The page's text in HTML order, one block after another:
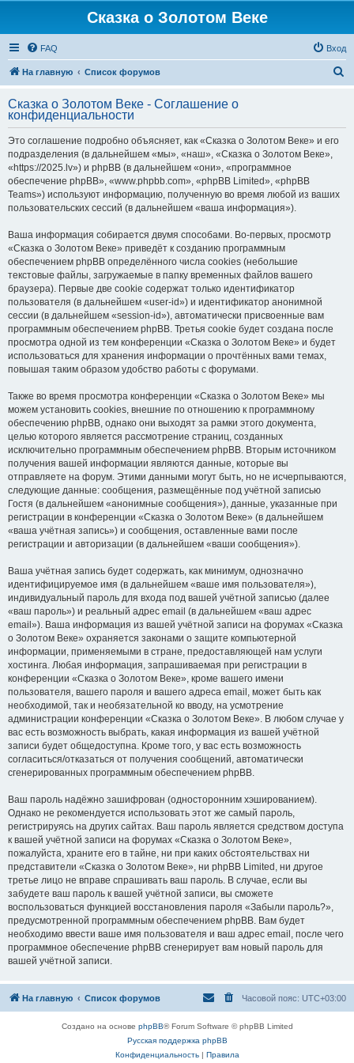
Сказка о Золотом Веке
FAQ Вход
На главную Список форумов
с
Сказка о Золотом Веке - Соглашение о
конфиденциальности
Это соглашение подробно объясняет, как «Сказка о Золотом Веке» и его
подразделения (в дальнейшем «мы», «наш», «Сказка о Золотом Веке»,
«https://2025.lv») и phpBB (в дальнейшем «они», «программное
обеспечение phpBB», «www.phpbb.com», «phpBB Limited», «phpBB
Teams») используют информацию, полученную во время любой из ваших
пользовательских сессий (в дальнейшем «ваша информация»).
Ваша информация собирается двумя способами. Во-первых, просмотр
«Сказка о Золотом Веке» приведёт к созданию программным
обеспечением phpBB определённого числа cookies (небольшие
текстовые файлы, загружаемые в папку временных файлов вашего
браузера). Первые две cookie содержат только идентификатор
пользователя (в дальнейшем «user-id») и идентификатор анонимной
сессии (в дальнейшем «session-id»), автоматически присвоенные вам
программным обеспечением phpBB. Третья cookie будет создана после
просмотра одной из тем конференции «Сказка о Золотом Веке» и будет
использоваться для хранения информации о прочтённых вами темах,
повышая таким образом удобство работы с форумами.
Также во время просмотра конференции «Сказка о Золотом Веке» мы
можем установить cookies, внешние по отношению к программному
обеспечению phpBB, однако они выходят за рамки этого документа,
целью которого является рассмотрение страниц, созданных
исключительно программным обеспечением phpBB. Вторым источником
получения вашей информации являются данные, которые вы
отправляете на форум. Этими данными могут быть, но не исчерпываются,
следующие данные: сообщения, размещённые под учётной записью
Гостя (в дальнейшем «анонимные сообщения»), данные, указанные при
регистрации в конференции «Сказка о Золотом Веке» (в дальнейшем
«ваша учётная запись») и сообщения, оставленные вами после
регистрации и авторизации (в дальнейшем «ваши сообщения»).
Ваша учётная запись будет содержать, как минимум, однозначно
идентифицируемое имя (в дальнейшем «ваше имя пользователя»),
индивидуальный пароль для входа под вашей учётной записью (далее
«ваш пароль») и реальный адрес email (в дальнейшем «ваш адрес
email»). Ваша информация из вашей учётной записи на форумах «Сказка
о Золотом Веке» охраняется законами о защите компьютерной
информации, применяемыми в стране, предоставляющей нам услуги
хостинга. Любая информация, запрашиваемая при регистрации в
конференции «Сказка о Золотом Веке», кроме вашего имени
пользователя, вашего пароля и вашего адреса email, может быть как
необходимой, так и необязательной ко вводу, на усмотрение
администрации конференции «Сказка о Золотом Веке». В любом случае у
вас есть возможность выбрать, какая информация из вашей учётной
записи будет общедоступна. Кроме того, у вас есть возможность
согласиться/отказаться от получения сообщений, автоматически
сгенерированных программным обеспечением phpBB.
Ваш пароль надёжно зашифрован (односторонним хэшированием).
Однако не рекомендуется использовать этот же самый пароль,
регистрируясь на других сайтах. Ваш пароль является средством доступа
к вашей учётной записи на форумах «Сказка о Золотом Веке»,
пожалуйста, храните его в тайне, ни при каких обстоятельствах ни
представители «Сказка о Золотом Веке», ни phpBB Limited, ни другое
третье лицо не вправе спрашивать ваш пароль. В случае, если вы
забудете ваш пароль к вашей учётной записи, вы сможете
воспользоваться функцией восстановления пароля «Забыли пароль?»,
предусмотренной программным обеспечением phpBB. Вам будет
необходимо ввести ваше имя пользователя и ваш адрес email, после чего
программное обеспечение phpBB сгенерирует вам новый пароль для
вашей учётной записи.
На главную Список форумов Часовой пояс: UTC+03:00
Создано на основе phpBB® Forum Software © phpBB Limited
Русская поддержка phpBB
Конфиденциальность| Правила